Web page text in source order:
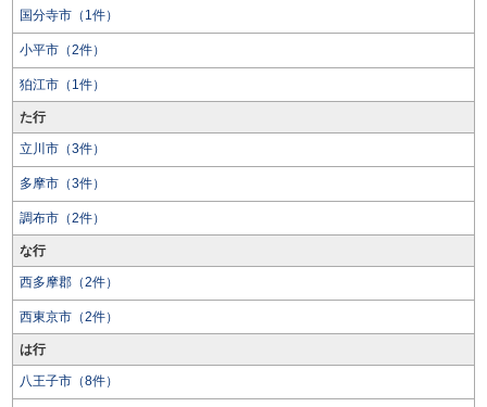
国分寺市（1件）
小平市（2件）
狛江市（1件）
た行
立川市（3件）
多摩市（3件）
調布市（2件）
な行
西多摩郡（2件）
西東京市（2件）
は行
八王子市（8件）